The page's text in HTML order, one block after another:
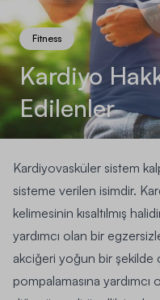
Fitness
Kardiyo
Edilenler
Kardiyovasküler sistem
sisteme verilen isimdir.
kelimesinin kısaltılmış
yardımcı olan bir
akciğeri yoğun bir şekilde
pompalamasına